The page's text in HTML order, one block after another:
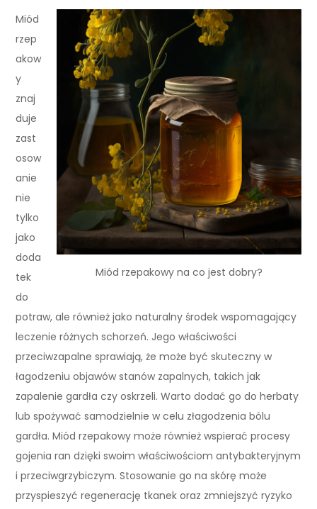
Miód rzepakowy na co jest dobry?
Miód
rzep
akow
y
znaj
duje
zast
osow
anie
nie
tylko
jako
doda
tek
do
potraw, ale również jako naturalny środek wspomagający
leczenie różnych schorzeń. Jego właściwości
przeciwzapalne sprawiają, że może być skuteczny w
łagodzeniu objawów stanów zapalnych, takich jak
zapalenie gardła czy oskrzeli. Warto dodać go do herbaty
lub spożywać samodzielnie w celu złagodzenia bólu
gardła. Miód rzepakowy może również wspierać procesy
gojenia ran dzięki swoim właściwościom antybakteryjnym
i przeciwgrzybiczym. Stosowanie go na skórę może
przyspieszyć regenerację tkanek oraz zmniejszyć ryzyko